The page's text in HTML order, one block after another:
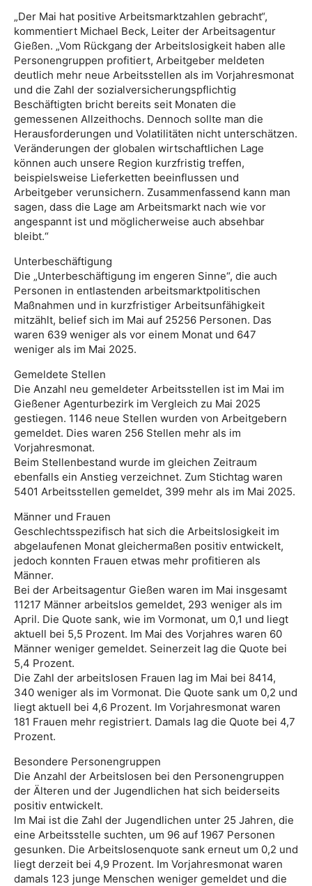
„Der Mai hat positive Arbeitsmarktzahlen gebracht“,
kommentiert Michael Beck, Leiter der Arbeitsagentur
Gießen. „Vom Rückgang der Arbeitslosigkeit haben alle
Personengruppen profitiert, Arbeitgeber meldeten
deutlich mehr neue Arbeitsstellen als im Vorjahresmonat
und die Zahl der sozialversicherungspflichtig
Beschäftigten bricht bereits seit Monaten die
gemessenen Allzeithochs. Dennoch sollte man die
Herausforderungen und Volatilitäten nicht unterschätzen.
Veränderungen der globalen wirtschaftlichen Lage
können auch unsere Region kurzfristig treffen,
beispielsweise Lieferketten beeinflussen und
Arbeitgeber verunsichern. Zusammenfassend kann man
sagen, dass die Lage am Arbeitsmarkt nach wie vor
angespannt ist und möglicherweise auch absehbar
bleibt.“
Unterbeschäftigung
Die „Unterbeschäftigung im engeren Sinne“, die auch
Personen in entlastenden arbeitsmarktpolitischen
Maßnahmen und in kurzfristiger Arbeitsunfähigkeit
mitzählt, belief sich im Mai auf 25256 Personen. Das
waren 639 weniger als vor einem Monat und 647
weniger als im Mai 2025.
Gemeldete Stellen
Die Anzahl neu gemeldeter Arbeitsstellen ist im Mai im
Gießener Agenturbezirk im Vergleich zu Mai 2025
gestiegen. 1146 neue Stellen wurden von Arbeitgebern
gemeldet. Dies waren 256 Stellen mehr als im
Vorjahresmonat.
Beim Stellenbestand wurde im gleichen Zeitraum
ebenfalls ein Anstieg verzeichnet. Zum Stichtag waren
5401 Arbeitsstellen gemeldet, 399 mehr als im Mai 2025.
Männer und Frauen
Geschlechtsspezifisch hat sich die Arbeitslosigkeit im
abgelaufenen Monat gleichermaßen positiv entwickelt,
jedoch konnten Frauen etwas mehr profitieren als
Männer.
Bei der Arbeitsagentur Gießen waren im Mai insgesamt
11217 Männer arbeitslos gemeldet, 293 weniger als im
April. Die Quote sank, wie im Vormonat, um 0,1 und liegt
aktuell bei 5,5 Prozent. Im Mai des Vorjahres waren 60
Männer weniger gemeldet. Seinerzeit lag die Quote bei
5,4 Prozent.
Die Zahl der arbeitslosen Frauen lag im Mai bei 8414,
340 weniger als im Vormonat. Die Quote sank um 0,2 und
liegt aktuell bei 4,6 Prozent. Im Vorjahresmonat waren
181 Frauen mehr registriert. Damals lag die Quote bei 4,7
Prozent.
Besondere Personengruppen
Die Anzahl der Arbeitslosen bei den Personengruppen
der Älteren und der Jugendlichen hat sich beiderseits
positiv entwickelt.
Im Mai ist die Zahl der Jugendlichen unter 25 Jahren, die
eine Arbeitsstelle suchten, um 96 auf 1967 Personen
gesunken. Die Arbeitslosenquote sank erneut um 0,2 und
liegt derzeit bei 4,9 Prozent. Im Vorjahresmonat waren
damals 123 junge Menschen weniger gemeldet und die